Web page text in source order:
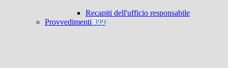
Recapiti dell'ufficio responsabile
Provvedimenti 399